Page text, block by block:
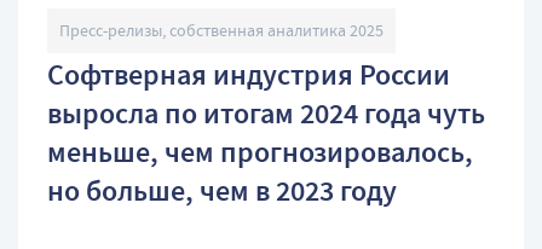
Пресс-релизы, собственная аналитика 2025
Софтверная индустрия России
выросла по итогам 2024 года чуть
меньше, чем прогнозировалось,
но больше, чем в 2023 году